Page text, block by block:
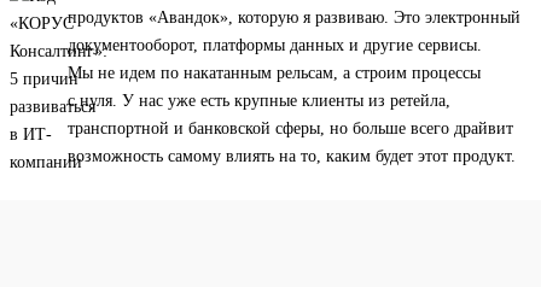
продуктов «Авандок», которую я развиваю. Это электронный
документооборот, платформы данных и другие сервисы.
Мы не идем по накатанным рельсам, а строим процессы
с нуля. У нас уже есть крупные клиенты из ретейла,
транспортной и банковской сферы, но больше всего драйвит
возможность самому влиять на то, каким будет этот продукт.